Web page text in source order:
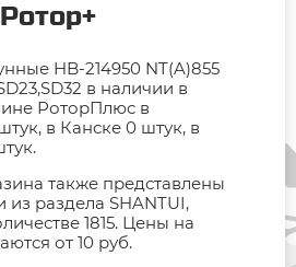
HB-214950 NT(A)855
в наличии в
РоторПлюс в
в Канске 0 штук, в
также представлены
из раздела SHANTUI,
1815. Цены на
от 10 руб.